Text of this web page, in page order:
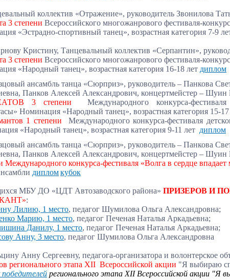
коллектив «Отражение», руководитель Звонилова
3 степени Всероссийского многожанрового фестиваля-
«Эстрадно-спортивный танец», возрастная категория 7-9
Кристину, Танцевальный коллектив «Серпантин»,
3 степени Всероссийского многожанрового фестиваля-
«Народный танец», возрастная категория 16-18 лет диплом
ансамбль танца «Сюрприз», руководитель – Панкова
Панков Алексей Александрович, концертмейстер –
3 степени Международного конкурса-
Номинация «Народный танец», возрастная категория 15-
1 степени
Международного конкурса-фестиваля
«Народный танец», возрастная категория 9-11 лет диплом
ансамбль танца «Сюрприз», руководитель – Панкова
Панков Алексей Александрович, концертмейстер –
Международного конкурса-фестиваля «Волга в сердце впадает
дипломкубок
МБУ ДО «ЦДТ Автозаводского района» ПРИЗЕРОВ И
:
Лилию, 1 место, педагог Шумилова Ольга Александровна;
Марию, 1 место, педагог Печеная Наталья Аркадьевна;
Данилу, 1 место, педагог Печеная Наталья Аркадьевна;
Анну, 3 место, педагог Шумилова Ольга Александровна
Анну Сергеевну, педагога-организатора и волонтерское
регионального этапа ХII Всероссийской акции "Я выбираю
победителей регионального этапа ХII Всероссийской акции "Я